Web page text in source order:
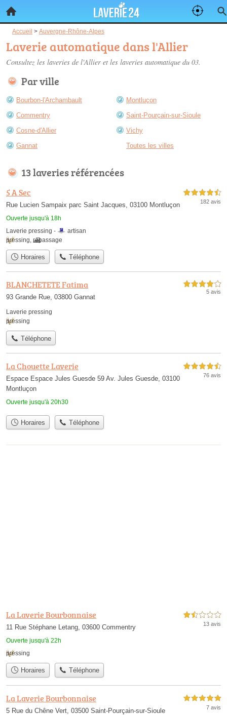
Accueil > Auvergne-Rhône-Alpes
Laverie automatique dans l'Allier
Consultez les laveries de l'Allier et les laveries automatique du 03.
Par ville
Bourbon-l'Archambault
Commentry
Cosne-d'Allier
Gannat
Montluçon
Saint-Pourçain-sur-Sioule
Vichy
Toutes les villes
13 laveries référencées
5 A Sec
Rue Lucien Sampaix parc Saint Jacques, 03100 Montluçon
Ouverte jusqu'à 18h
4,5 étoiles sur 5
182 avis
Laverie pressing -
artisan
pressing, repassage
Horaires Téléphone
BLANCHETETE Fatima
93 Grande Rue, 03800 Gannat
4,0 étoiles sur 5
5 avis
Laverie pressing
pressing
Téléphone
La Chouette Laverie
Espace Espace Jules Guesde 59 Av. Jules Guesde, 03100
Montluçon
Ouverte jusqu'à 20h30
4,5 étoiles sur 5
76 avis
Horaires Téléphone
La Laverie Bourbonnaise
11 Rue Stéphane Letang, 03600 Commentry
Ouverte jusqu'à 22h
1,5 étoiles sur 5
13 avis
pressing
Horaires Téléphone
La Laverie Bourbonnaise
5 Rue du Chêne Vert, 03500 Saint-Pourçain-sur-Sioule
5,0 étoiles sur 5
7 avis